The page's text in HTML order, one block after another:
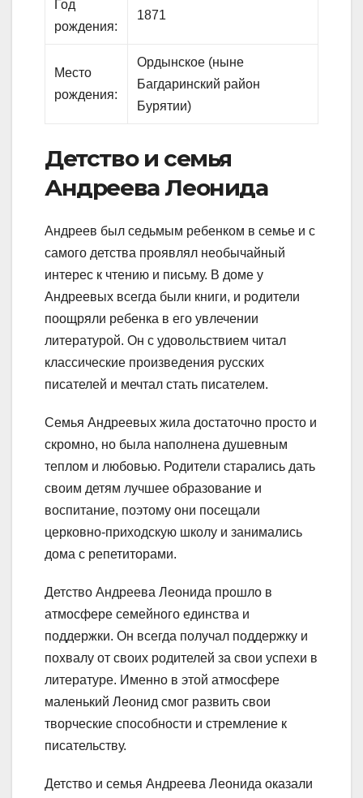
Год
рождения:
1871
Место
рождения:
Ордынское (ныне
Багдаринский район
Бурятии)
Детство и семья
Андреева Леонида
Андреев был седьмым ребенком в семье и с
самого детства проявлял необычайный
интерес к чтению и письму. В доме у
Андреевых всегда были книги, и родители
поощряли ребенка в его увлечении
литературой. Он с удовольствием читал
классические произведения русских
писателей и мечтал стать писателем.
Семья Андреевых жила достаточно просто и
скромно, но была наполнена душевным
теплом и любовью. Родители старались дать
своим детям лучшее образование и
воспитание, поэтому они посещали
церковно-приходскую школу и занимались
дома с репетиторами.
Детство Андреева Леонида прошло в
атмосфере семейного единства и
поддержки. Он всегда получал поддержку и
похвалу от своих родителей за свои успехи в
литературе. Именно в этой атмосфере
маленький Леонид смог развить свои
творческие способности и стремление к
писательству.
Детство и семья Андреева Леонида оказали